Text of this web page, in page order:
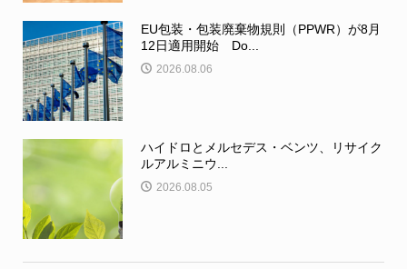
EU包装・包装廃棄物規則（PPWR）が8月
12日適用開始 Do...
2026.08.06
ハイドロとメルセデス・ベンツ、リサイク
ルアルミニウ...
2026.08.05